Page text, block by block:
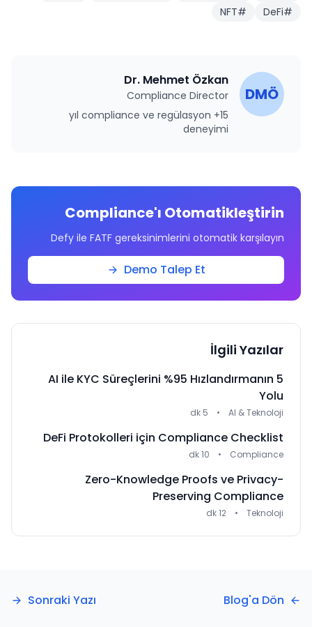
#
DeFi
#
NFT
DMÖ
Dr. Mehmet Özkan
Compliance Director
15+ yıl compliance ve regülasyon
deneyimi
Compliance'ı Otomatikleştirin
Defy ile FATF gereksinimlerini otomatik karşılayın
Demo Talep Et
İlgili Yazılar
AI ile KYC Süreçlerini %95 Hızlandırmanın 5
Yolu
AI & Teknoloji
•
5 dk
DeFi Protokolleri için Compliance Checklist
Compliance
•
10 dk
Zero-Knowledge Proofs ve Privacy-
Preserving Compliance
Teknoloji
•
12 dk
Blog'a Dön
Sonraki Yazı